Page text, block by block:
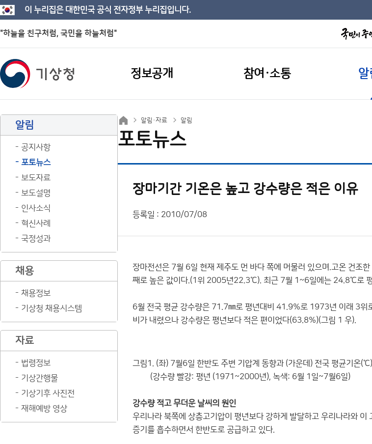
이 누리집은 대한민국 공식 전자정부 누리집입니다.
"하늘을 친구처럼, 국민을 하늘처럼"
정보공개 참여·소통 알
알림
공지사항
포토뉴스
보도자료
보도설명
인사소식
혁신사례
국정성과
채용
채용정보
기상청 채용시스템
자료
법령정보
기상간행물
기상기후 사진전
재해예방 영상
알림·자료 알림
포토뉴스
장마기간 기온은 높고 강수량은 적은 이유
등록일 : 2010/07/08
장마전선은 7월 6일 현재 제주도 먼 바다 쪽에 머물러 있으며.고온 건
째로 높은 값이다.(1위 2005년22.3℃). 최근 7월 1~6일에는 24.8℃로
6월 전국 평균 강수량은 71.7㎜로 평년대비 41.9%로 1973년 이래 3
비가 내렸으나 강수량은 평년보다 적은 편이었다(63.8%)(그림 1 우).
그림1. (좌) 7월6일 한반도 주변 기압계 동향과 (가운데) 전국 평균기온
(강수량 빨강: 평년 (1971~2000년), 녹색: 6월 1일~7월6일)
강수량 적고 무더운 날씨의 원인
우리나라 북쪽에 상층고기압이 평년보다 강하게 발달하고 우리나라와
증기를 흡수하면서 한반도로 공급하고 있다.